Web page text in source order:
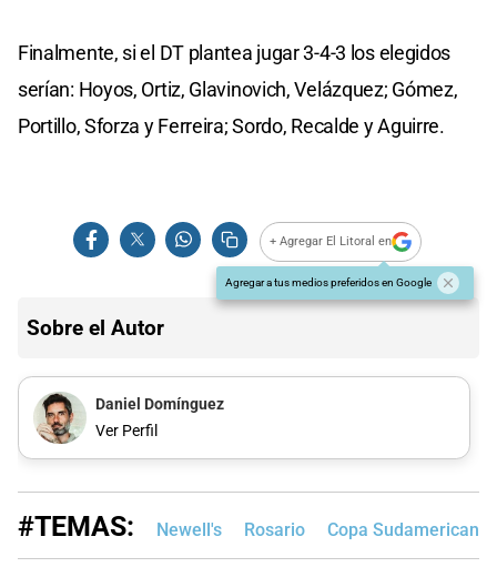
Finalmente, si el DT plantea jugar 3-4-3 los elegidos
serían: Hoyos, Ortiz, Glavinovich, Velázquez; Gómez,
Portillo, Sforza y Ferreira; Sordo, Recalde y Aguirre.
+ Agregar El Litoral en
Agregar a tus medios preferidos en Google
Sobre el Autor
Daniel Domínguez
Ver Perfil
#TEMAS: Newell's Rosario Copa Sudamericana